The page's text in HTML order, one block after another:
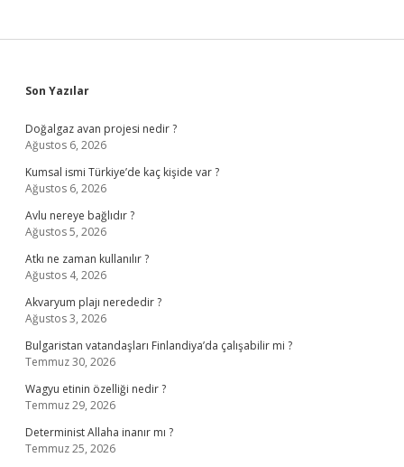
Sidebar
Son Yazılar
Doğalgaz avan projesi nedir ?
Ağustos 6, 2026
Kumsal ismi Türkiye’de kaç kişide var ?
Ağustos 6, 2026
Avlu nereye bağlıdır ?
Ağustos 5, 2026
Atkı ne zaman kullanılır ?
Ağustos 4, 2026
Akvaryum plajı nerededir ?
Ağustos 3, 2026
Bulgaristan vatandaşları Finlandiya’da çalışabilir mi ?
Temmuz 30, 2026
Wagyu etinin özelliği nedir ?
Temmuz 29, 2026
Determinist Allaha inanır mı ?
Temmuz 25, 2026